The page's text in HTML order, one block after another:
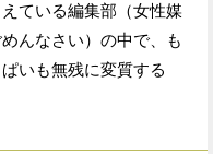
ている編集部（女性媒
んなさい）の中で、も
いも無残に変質する